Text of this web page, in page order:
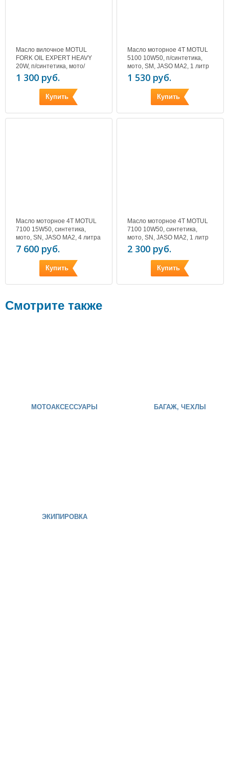
Масло вилочное MOTUL
FORK OIL EXPERT HEAVY
20W, п/синтетика, мото/
скутер/atv, 1 литр
1 300 руб.
Купить
Масло моторное 4T MOTUL
5100 10W50, п/синтетика,
мото, SM, JASO MA2, 1 литр
1 530 руб.
Купить
Масло моторное 4T MOTUL
7100 15W50, синтетика,
мото, SN, JASO MA2, 4 литра
7 600 руб.
Купить
Масло моторное 4T MOTUL
7100 10W50, синтетика,
мото, SN, JASO MA2, 1 литр
2 300 руб.
Купить
Смотрите также
МОТОАКСЕССУАРЫ БАГАЖ, ЧЕХЛЫ
ЭКИПИРОВКА